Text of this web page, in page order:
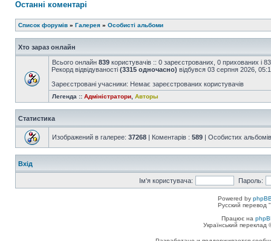
Останні коментарі
Список форумів » Галерея » Особисті альбоми
Хто зараз онлайн
Всього онлайн 839 користувачів :: 0 зареєстрованих, 0 прихованих і
Рекорд відвідуваності (3315 одночасно) відбувся 03 серпня 2026,
Зареєстровані учасники: Немає зареєстрованих користувачів
Легенда :: Адміністратори Авторы
Статистика
Изображений в галерее: 37268 | Коментарів : 589 | Особистих
Вхід
Ім'я користувача: Пароль:
Powered by
Русский перевод
Працює на
Український